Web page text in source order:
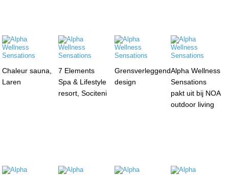
Chaleur sauna,
Laren
7 Elements
Spa & Lifestyle
resort, Sociteni
Grensverleggend
design
Alpha Wellness
Sensations
pakt uit bij NOA
outdoor living